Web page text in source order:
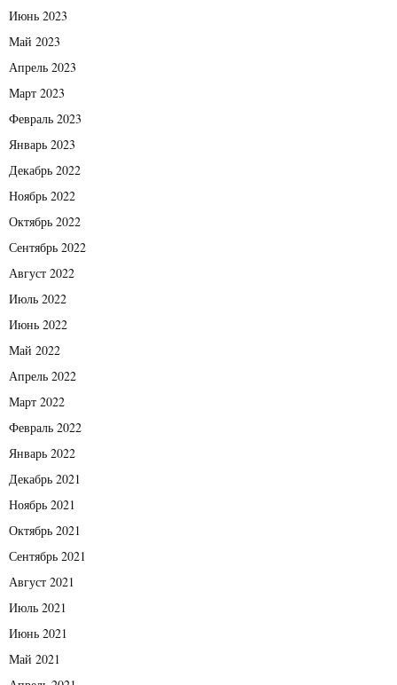
Июнь 2023
Май 2023
Апрель 2023
Март 2023
Февраль 2023
Январь 2023
Декабрь 2022
Ноябрь 2022
Октябрь 2022
Сентябрь 2022
Август 2022
Июль 2022
Июнь 2022
Май 2022
Апрель 2022
Март 2022
Февраль 2022
Январь 2022
Декабрь 2021
Ноябрь 2021
Октябрь 2021
Сентябрь 2021
Август 2021
Июль 2021
Июнь 2021
Май 2021